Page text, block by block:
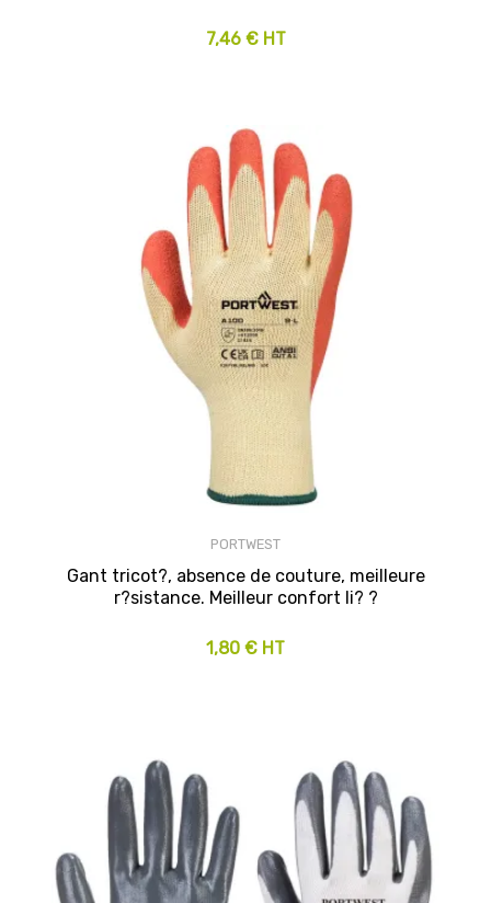
7,46 € HT
PORTWEST
Gant tricot?, absence de couture, meilleure
r?sistance. Meilleur confort li? ?
1,80 € HT